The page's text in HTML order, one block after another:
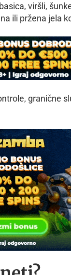
viršli,
ili pržena jela
granične